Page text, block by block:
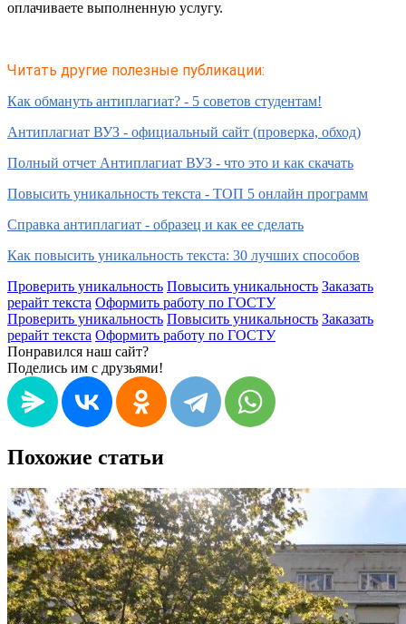
оплачиваете выполненную услугу.
Читать другие полезные публикации:
Как обмануть антиплагиат? - 5 советов студентам!
Антиплагиат ВУЗ - официальный сайт (проверка, обход)
Полный отчет Антиплагиат ВУЗ - что это и как скачать
Повысить уникальность текста - ТОП 5 онлайн программ
Справка антиплагиат - образец и как ее сделать
Как повысить уникальность текста: 30 лучших способов
Проверить уникальность Повысить уникальность Заказать
рерайт текста Оформить работу по ГОСТУ
Проверить уникальность Повысить уникальность Заказать
рерайт текста Оформить работу по ГОСТУ
Понравился наш сайт?
Поделись им с друзьями!
Похожие статьи